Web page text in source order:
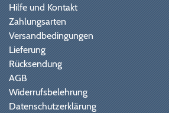
Hilfe und Kontakt
Zahlungsarten
Versandbedingungen
Lieferung
Rücksendung
AGB
Widerrufsbelehrung
Datenschutzerklärung